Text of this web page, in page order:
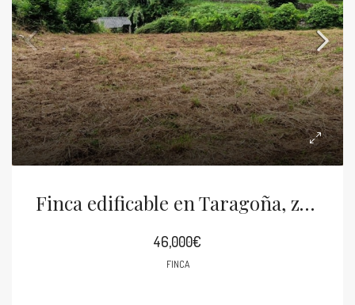
Finca edificable en Taragoña, zona Fonte Susan
46,000€
FINCA